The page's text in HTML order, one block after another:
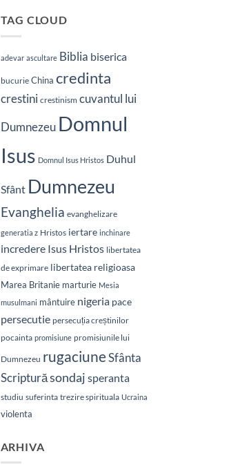
pe
avea
loc
în
orașului
TAG CLOUD
adevar ascultare Biblia biserica
bucurie China credinta
crestini crestinism cuvantul lui
Dumnezeu Domnul
Isus Domnul Isus Hristos Duhul
Sfânt Dumnezeu
Evanghelia evanghelizare
generatia z Hristos iertare inchinare
incredere Isus Hristos libertatea
de exprimare libertatea religioasa
Marea Britanie marturie Mesia
musulmani mântuire nigeria pace
persecutie persecuția creștinilor
pocainta promisiune promisiunile lui
Dumnezeu rugaciuneSfânta
Scripturăsondaj speranta
studiu suferinta trezire spirituala Ucraina
violenta
ARHIVA